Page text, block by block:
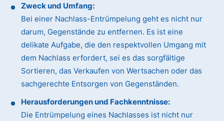
Zweck und Umfang:
Bei einer Nachlass-Entrümpelung geht es nicht nur
darum, Gegenstände zu entfernen. Es ist eine
delikate Aufgabe, die den respektvollen Umgang mit
dem Nachlass erfordert, sei es das sorgfältige
Sortieren, das Verkaufen von Wertsachen oder das
sachgerechte Entsorgen von Gegenständen.
Herausforderungen und Fachkenntnisse:
Die Entrümpelung eines Nachlasses ist nicht nur